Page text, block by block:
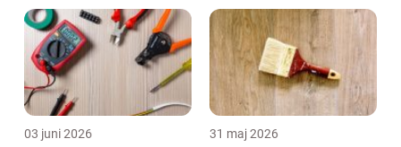
03 juni 2026 31 maj 2026